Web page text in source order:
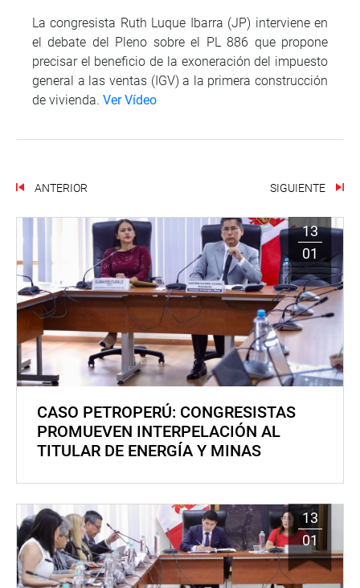
La congresista Ruth Luque Ibarra (JP) interviene en
el debate del Pleno sobre el PL 886 que propone
precisar el beneficio de la exoneración del impuesto
general a las ventas (IGV) a la primera construcción
de vivienda. Ver Vídeo
ANTERIOR SIGUIENTE
13
01
CASO PETROPERÚ: CONGRESISTAS
PROMUEVEN INTERPELACIÓN AL
TITULAR DE ENERGÍA Y MINAS
13
01